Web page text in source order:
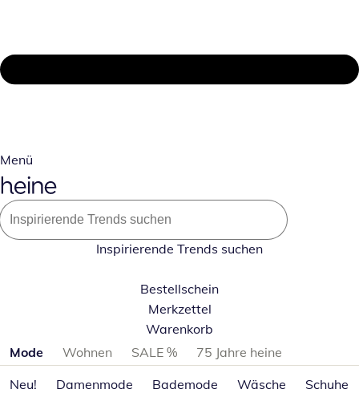
Menü
Inspirierende Trends suchen
Bestellschein
Merkzettel
Warenkorb
Produktkategorien überspringen
Mode Wohnen SALE %
75 Jahre heine
Neu!
Damenmode Bademode Wäsche Schuhe